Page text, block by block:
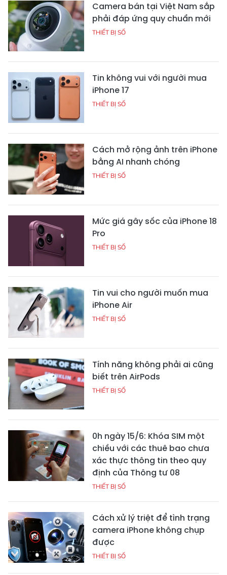
Camera bán tại Việt Nam sắp
phải đáp ứng quy chuẩn mới
THIẾT BỊ SỐ
Tin không vui với người mua
iPhone 17
THIẾT BỊ SỐ
Cách mở rộng ảnh trên iPhone
bằng AI nhanh chóng
THIẾT BỊ SỐ
Mức giá gây sốc của iPhone 18
Pro
THIẾT BỊ SỐ
Tin vui cho người muốn mua
iPhone Air
THIẾT BỊ SỐ
Tính năng không phải ai cũng
biết trên AirPods
THIẾT BỊ SỐ
0h ngày 15/6: Khóa SIM một
chiều với các thuê bao chưa
xác thực thông tin theo quy
định của Thông tư 08
THIẾT BỊ SỐ
Cách xử lý triệt để tình trạng
camera iPhone không chụp
được
THIẾT BỊ SỐ